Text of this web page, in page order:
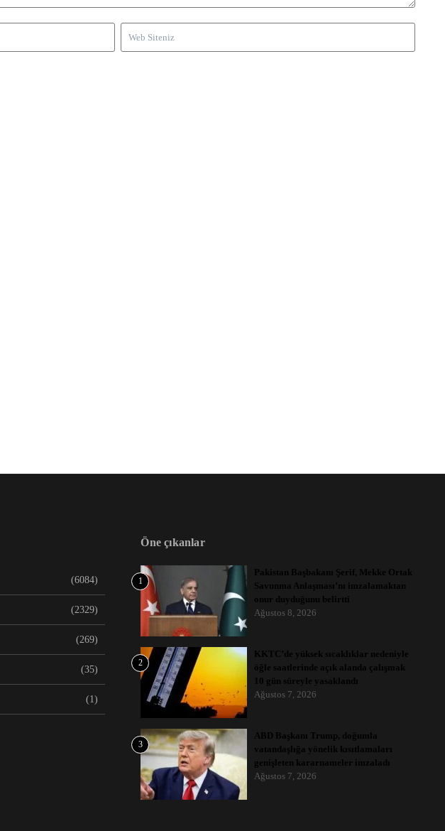
(6084)
(2329)
(269)
(35)
(1)
Öne çıkanlar
1
Pakistan Başbakanı Şerif, Mekke Ortak
Savunma Anlaşması’nı imzalamaktan
onur duyduğunu belirtti
Ağustos 8, 2026
2
KKTC’de yüksek sıcaklıklar nedeniyle
öğle saatlerinde açık alanda çalışmak
10 gün süreyle yasaklandı
Ağustos 7, 2026
3
ABD Başkanı Trump, doğumla
vatandaşlığa yönelik kısıtlamaları
genişleten kararnameler imzaladı
Ağustos 7, 2026